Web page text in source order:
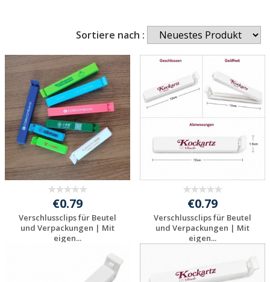
Sortiere nach :
€0.79
Verschlussclips für Beutel
und Verpackungen | Mit
eigen...
€0.79
Verschlussclips für Beutel
und Verpackungen | Mit
eigen...
anfordern